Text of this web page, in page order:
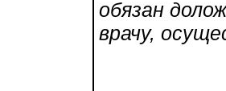
обязан
врачу,